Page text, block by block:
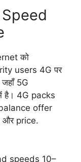
को
users 4G पर
5G
है। 4G packs
balance offer
और price.
speeds 10–